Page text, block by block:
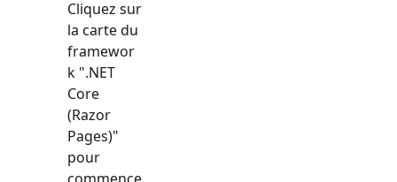
Cliquez sur
la carte du
framewor
k ".NET
Core
(Razor
Pages)"
pour